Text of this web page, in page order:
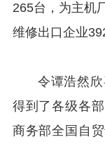
265台，为主机
维修出口企业
令谭浩然
得到了各级各
商务部全国自